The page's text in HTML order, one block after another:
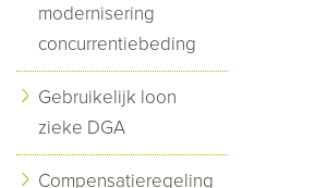
modernisering
concurrentiebeding
Gebruikelijk loon
zieke DGA
Compensatieregeling